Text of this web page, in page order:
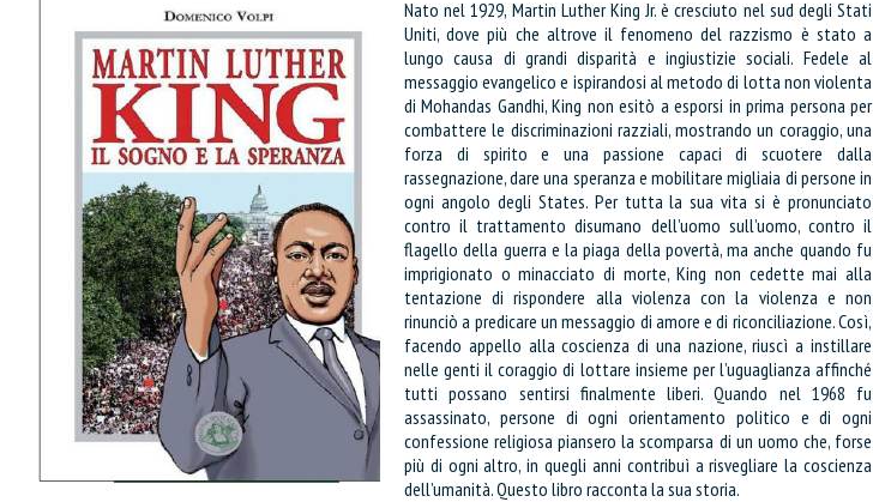
Nato nel 1929, Martin Luther King Jr. è cresciuto nel sud degli Stati
Uniti, dove più che altrove il fenomeno del razzismo è stato a
lungo causa di grandi disparità e ingiustizie sociali. Fedele al
messaggio evangelico e ispirandosi al metodo di lotta non violenta
di Mohandas Gandhi, King non esitò a esporsi in prima persona per
combattere le discriminazioni razziali, mostrando un coraggio, una
forza di spirito e una passione capaci di scuotere dalla
rassegnazione, dare una speranza e mobilitare migliaia di persone in
ogni angolo degli States. Per tutta la sua vita si è pronunciato
contro il trattamento disumano dell’uomo sull’uomo, contro il
flagello della guerra e la piaga della povertà, ma anche quando fu
imprigionato o minacciato di morte, King non cedette mai alla
tentazione di rispondere alla violenza con la violenza e non
rinunciò a predicare un messaggio di amore e di riconciliazione. Così,
facendo appello alla coscienza di una nazione, riuscì a instillare
nelle genti il coraggio di lottare insieme per l’uguaglianza affinché
tutti possano sentirsi finalmente liberi. Quando nel 1968 fu
assassinato, persone di ogni orientamento politico e di ogni
confessione religiosa piansero la scomparsa di un uomo che, forse
più di ogni altro, in quegli anni contribuì a risvegliare la coscienza
dell’umanità. Questo libro racconta la sua storia.